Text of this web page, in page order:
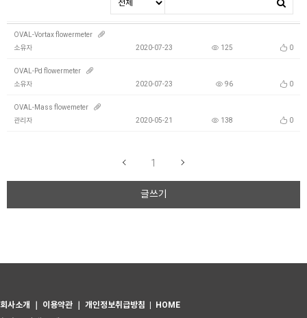
OVAL-Vortax flowermeter
소유자
0
125
2020-07-23
OVAL-Pd flowermeter
소유자
0
96
2020-07-23
OVAL-Mass flowemeter
관리자
0
138
2020-05-21
1
글쓰기
회사소개 이용약관 개인정보취급방침 HOME